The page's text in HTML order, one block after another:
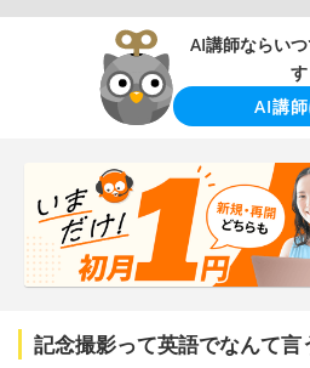
AI講師ならい
す
AI講師
記念撮影って英語でなんて言